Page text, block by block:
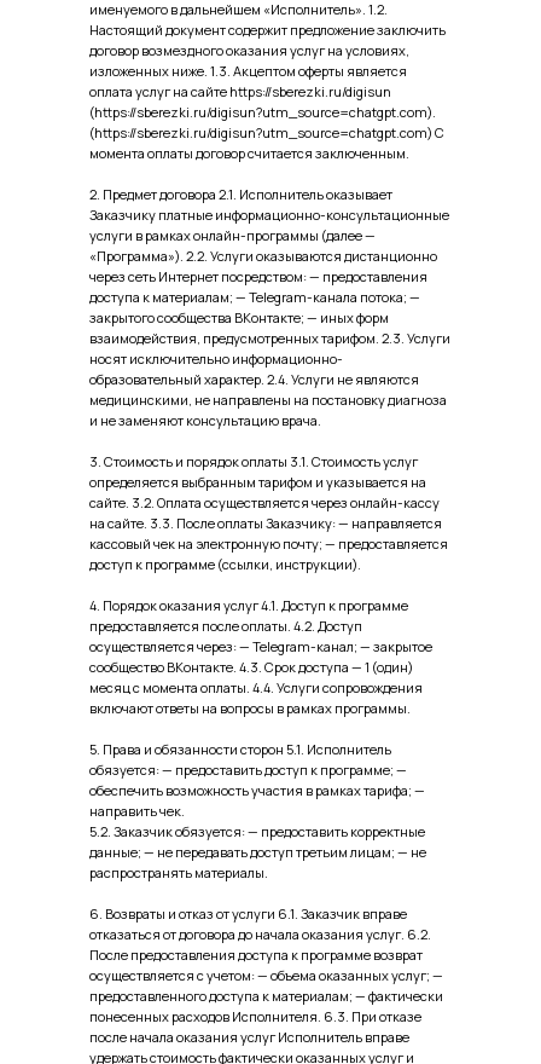
именуемого в дальнейшем «Исполнитель». 1.2.
Настоящий документ содержит предложение заключить
договор возмездного оказания услуг на условиях,
изложенных ниже. 1.3. Акцептом оферты является
оплата услуг на сайте https://sberezki.ru/digisun
(https://sberezki.ru/digisun?utm_source=chatgpt.com).
(https://sberezki.ru/digisun?utm_source=chatgpt.com) С
момента оплаты договор считается заключенным.
2. Предмет договора 2.1. Исполнитель оказывает
Заказчику платные информационно-консультационные
услуги в рамках онлайн-программы (далее —
«Программа»). 2.2. Услуги оказываются дистанционно
через сеть Интернет посредством: — предоставления
доступа к материалам; — Telegram-канала потока; —
закрытого сообщества ВКонтакте; — иных форм
взаимодействия, предусмотренных тарифом. 2.3. Услуги
носят исключительно информационно-
образовательный характер. 2.4. Услуги не являются
медицинскими, не направлены на постановку диагноза
и не заменяют консультацию врача.
3. Стоимость и порядок оплаты 3.1. Стоимость услуг
определяется выбранным тарифом и указывается на
сайте. 3.2. Оплата осуществляется через онлайн-кассу
на сайте. 3.3. После оплаты Заказчику: — направляется
кассовый чек на электронную почту; — предоставляется
доступ к программе (ссылки, инструкции).
4. Порядок оказания услуг 4.1. Доступ к программе
предоставляется после оплаты. 4.2. Доступ
осуществляется через: — Telegram-канал; — закрытое
сообщество ВКонтакте. 4.3. Срок доступа — 1 (один)
месяц с момента оплаты. 4.4. Услуги сопровождения
включают ответы на вопросы в рамках программы.
5. Права и обязанности сторон 5.1. Исполнитель
обязуется: — предоставить доступ к программе; —
обеспечить возможность участия в рамках тарифа; —
направить чек.
5.2. Заказчик обязуется: — предоставить корректные
данные; — не передавать доступ третьим лицам; — не
распространять материалы.
6. Возвраты и отказ от услуги 6.1. Заказчик вправе
отказаться от договора до начала оказания услуг. 6.2.
После предоставления доступа к программе возврат
осуществляется с учетом: — объема оказанных услуг; —
предоставленного доступа к материалам; — фактически
понесенных расходов Исполнителя. 6.3. При отказе
после начала оказания услуг Исполнитель вправе
удержать стоимость фактически оказанных услуг и